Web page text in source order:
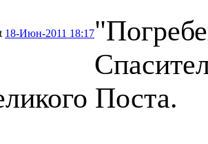
18-Июн-2011 18:17
Поста.